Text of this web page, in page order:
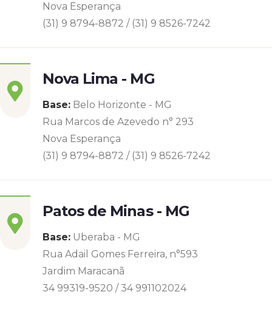
Nova Esperança
(31) 9 8794-8872 / (31) 9 8526-7242
Nova Lima - MG
Base: Belo Horizonte - MG
Rua Marcos de Azevedo n° 293
Nova Esperança
(31) 9 8794-8872 / (31) 9 8526-7242
Patos de Minas - MG
Base: Uberaba - MG
Rua Adail Gomes Ferreira, n°593
Jardim Maracanã
34 99319-9520 / 34 991102024